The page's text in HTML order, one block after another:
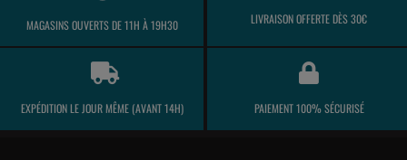
MAGASINS OUVERTS DE 11H À 19H30 LIVRAISON OFFERTE DÈS 30€
EXPÉDITION LE JOUR MÊME (AVANT 14H) PAIEMENT 100% SÉCURISÉ